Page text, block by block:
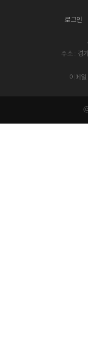
로그인
주소 : 경
이메
ⓒ